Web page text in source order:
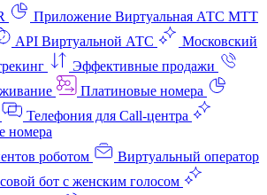
Приложение Виртуальная АТС МТТ
API Виртуальной АТС
Московский
Эффективные продажи
Платиновые номера
Телефония для Call-центра
номера
роботом
Виртуальный оператор
бот с женским голосом